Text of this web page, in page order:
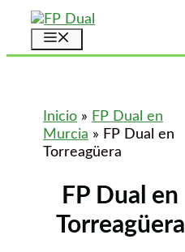
Saltar
contenido
Inicio » FP Dual en
Murcia » FP Dual en
Torreagüera
FP Dual en
Torreagüera